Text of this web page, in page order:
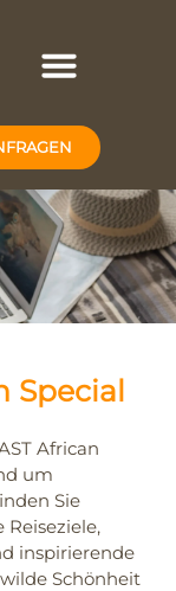
Special
African
um
Sie
inspirierende
Schönheit